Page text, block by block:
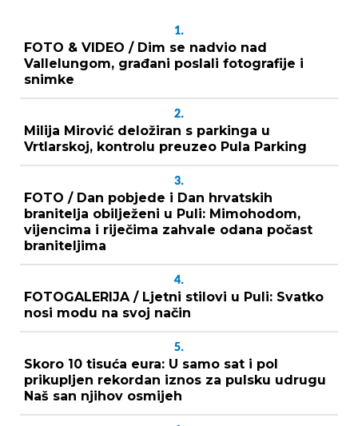
1.
FOTO & VIDEO / Dim se nadvio nad
Vallelungom, građani poslali fotografije i
snimke
2.
Milija Mirović deložiran s parkinga u
Vrtlarskoj, kontrolu preuzeo Pula Parking
3.
FOTO / Dan pobjede i Dan hrvatskih
branitelja obilježeni u Puli: Mimohodom,
vijencima i riječima zahvale odana počast
braniteljima
4.
FOTOGALERIJA / Ljetni stilovi u Puli: Svatko
nosi modu na svoj način
5.
Skoro 10 tisuća eura: U samo sat i pol
prikupljen rekordan iznos za pulsku udrugu
Naš san njihov osmijeh